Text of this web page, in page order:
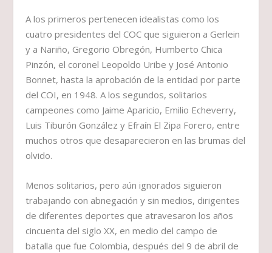
A los primeros pertenecen idealistas como los
cuatro presidentes del COC que siguieron a Gerlein
y a Nariño, Gregorio Obregón, Humberto Chica
Pinzón, el coronel Leopoldo Uribe y José Antonio
Bonnet, hasta la aprobación de la entidad por parte
del COI, en 1948. A los segundos, solitarios
campeones como Jaime Aparicio, Emilio Echeverry,
Luis Tiburón González y Efraín El Zipa Forero, entre
muchos otros que desaparecieron en las brumas del
olvido.
Menos solitarios, pero aún ignorados siguieron
trabajando con abnegación y sin medios, dirigentes
de diferentes deportes que atravesaron los años
cincuenta del siglo XX, en medio del campo de
batalla que fue Colombia, después del 9 de abril de